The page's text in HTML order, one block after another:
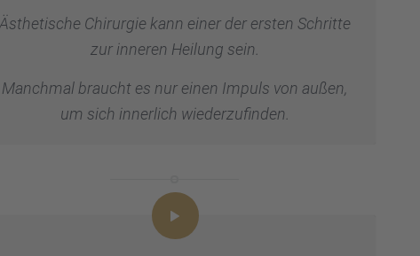
Ästhe­ti­sche Chirur­gie kann einer der ersten Schritte
zur inneren Heilung sein.
Manch­mal braucht es nur einen Impuls von außen,
um sich inner­lich wieder­zu­fin­den.